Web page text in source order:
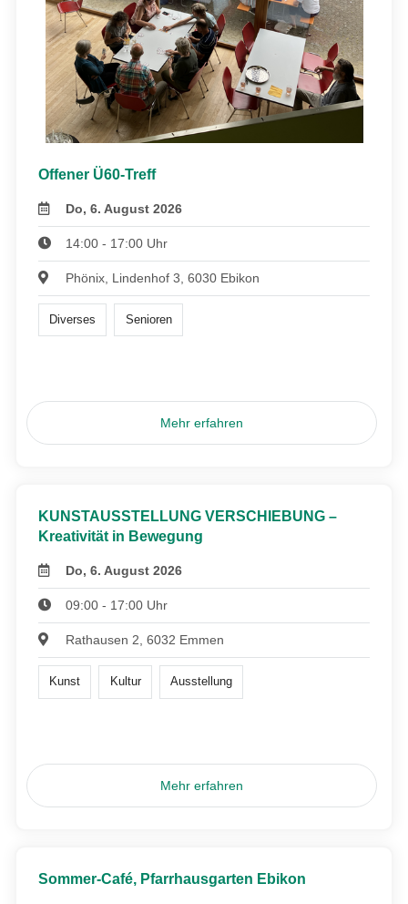
Offener Ü60-Treff
Do, 6. August 2026
14:00 - 17:00 Uhr
Phönix, Lindenhof 3, 6030 Ebikon
Diverses Senioren
Mehr erfahren
KUNSTAUSSTELLUNG VERSCHIEBUNG –
Kreativität in Bewegung
Do, 6. August 2026
09:00 - 17:00 Uhr
Rathausen 2, 6032 Emmen
Kunst Kultur Ausstellung
Mehr erfahren
Sommer-Café, Pfarrhausgarten Ebikon